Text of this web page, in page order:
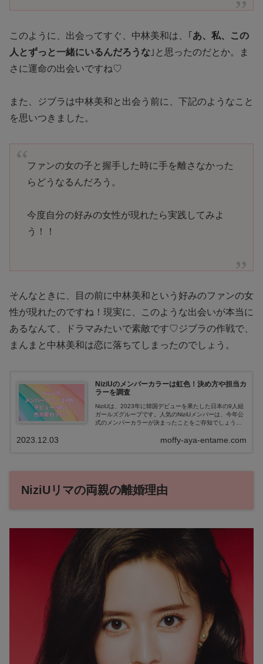
このように、出会ってすぐ、中林美和は、｢ あ、私、この
人とずっと一緒にいるんだろうな ｣と思ったのだとか。ま
さに運命の出会いですね♡
また、ジブラは中林美和と出会う前に、下記のようなこと
を思いつきました。
ファンの女の子と握手した時に手を離さなかった
らどうなるんだろう。
今度自分の好みの女性が現れたら実践してみよ
う！！
そんなときに、目の前に中林美和という好みのファンの女
性が現れたのですね！現実に、このような出会いが本当に
あるなんて、ドラマみたいで素敵です♡ジブラの作戦で、
まんまと中林美和は恋に落ちてしまったのでしょう。
NiziUのメンバーカラーは虹色！決め方や担当カ
ラーを調査
NiziUは、2023年に韓国デビューを果たした日本の9人組
ガールズグループです。人気のNiziUメンバーは、今年公
式のメンバーカラーが決まったことをご存知でしょう
のか知りたいという方も多い...moffy-aya-entame.com
2023.12.03
NiziUリマの両親の離婚理由